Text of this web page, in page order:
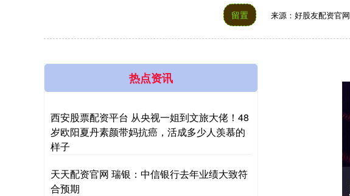
留置 来源：好股友配资官网
热点资讯
西安股票配资平台 从央视一姐到文旅大佬！48
岁欧阳夏丹素颜带妈抗癌，活成多少人羡慕的
样子
天天配资官网 瑞银：中信银行去年业绩大致符
合预期